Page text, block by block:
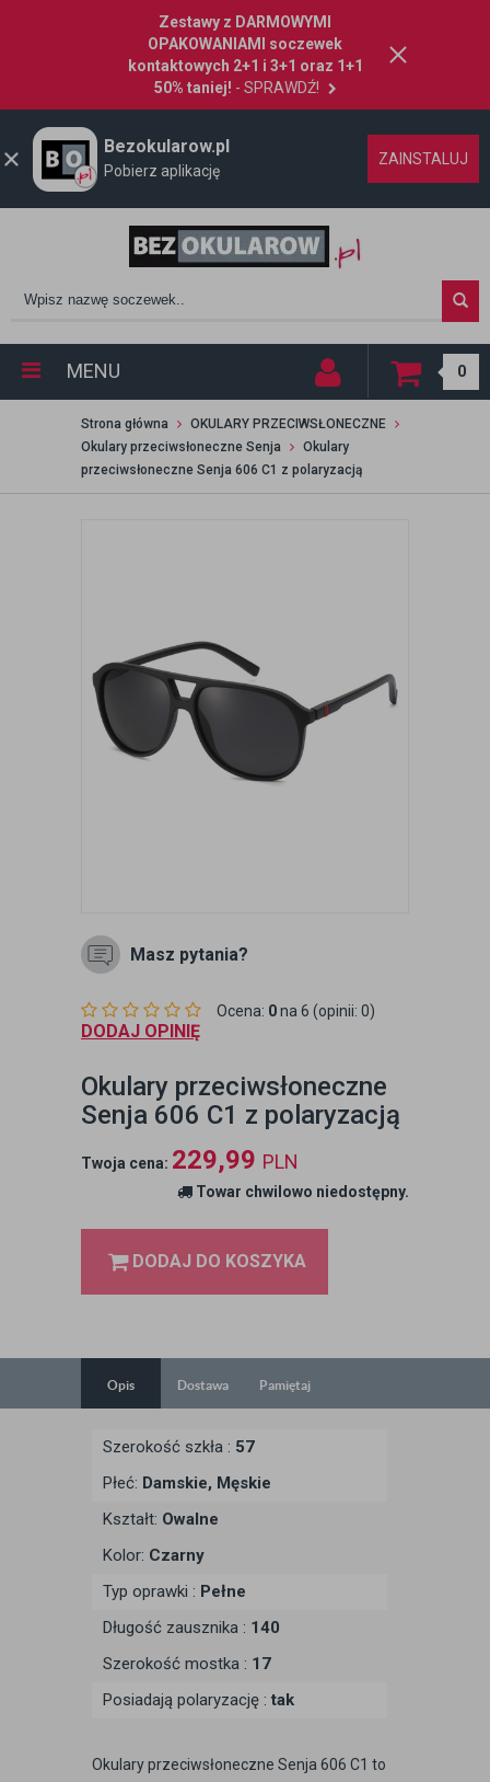
Zestawy z DARMOWYMI
OPAKOWANIAMI soczewek
kontaktowych 2+1 i 3+1 oraz 1+1
50% taniej! - SPRAWDŹ!
Bezokularow.pl
Pobierz aplikację
ZAINSTALUJ
MENU 0
Strona główna
OKULARY PRZECIWSŁONECZNE
Okulary przeciwsłoneczne Senja
Okulary
przeciwsłoneczne Senja 606 C1 z polaryzacją
Masz pytania?
Ocena: 0na 6 (opinii: 0)
DODAJ OPINIĘ
Okulary przeciwsłoneczne
Senja 606 C1 z polaryzacją
Twoja cena: 229,99 PLN
Towar chwilowo niedostępny.
DODAJ DO KOSZYKA
Opis Dostawa Pamiętaj
Szerokość szkła : 57
Płeć: Damskie, Męskie
Kształt: Owalne
Kolor: Czarny
Typ oprawki : Pełne
Długość zausznika : 140
Szerokość mostka : 17
Posiadają polaryzację : tak
Okulary przeciwsłoneczne Senja 606 C1 to